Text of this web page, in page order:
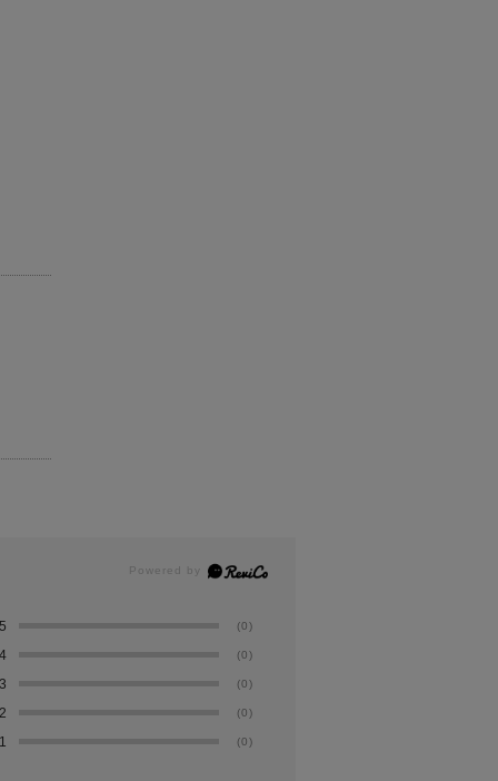
5 (0)
4 (0)
3 (0)
2 (0)
1 (0)